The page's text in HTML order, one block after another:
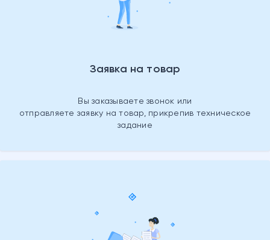
Заявка на товар
Вы заказываете звонок или
отправляете заявку на товар, прикрепив техническое
задание